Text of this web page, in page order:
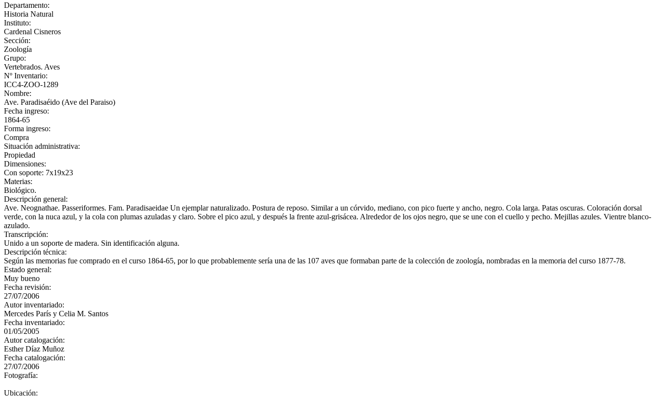
Departamento:
Historia Natural
Instituto:
Cardenal Cisneros
Sección:
Zoología
Grupo:
Vertebrados. Aves
Nº Inventario:
ICC4-ZOO-1289
Nombre:
Ave. Paradisaéido (Ave del Paraiso)
Fecha ingreso:
1864-65
Forma ingreso:
Compra
Situación administrativa:
Propiedad
Dimensiones:
Con soporte: 7x19x23
Materias:
Biológico.
Descripción general:
Ave. Neognathae. Passeriformes. Fam. Paradisaeidae Un ejemplar naturalizado. Postura de reposo. Similar a un córvido, mediano, con pico fuerte y ancho, negro. Cola larga. Patas oscuras. Coloración dorsal
verde, con la nuca azul, y la cola con plumas azuladas y claro. Sobre el pico azul, y después la frente azul-grisácea. Alrededor de los ojos negro, que se une con el cuello y pecho. Mejillas azules. Vientre blanco-
azulado.
Transcripción:
Unido a un soporte de madera. Sin identificación alguna.
Descripción técnica:
Según las memorias fue comprado en el curso 1864-65, por lo que probablemente sería una de las 107 aves que formaban parte de la colección de zoología, nombradas en la memoria del curso 1877-78.
Estado general:
Muy bueno
Fecha revisión:
27/07/2006
Autor inventariado:
Mercedes París y Celia M. Santos
Fecha inventariado:
01/05/2005
Autor catalogación:
Esther Díaz Muñoz
Fecha catalogación:
27/07/2006
Fotografía:
Ubicación: